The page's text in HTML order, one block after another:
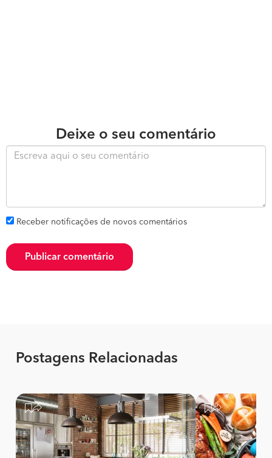
Deixe o seu comentário
Receber notificações de novos comentários
Publicar comentário
Postagens Relacionadas